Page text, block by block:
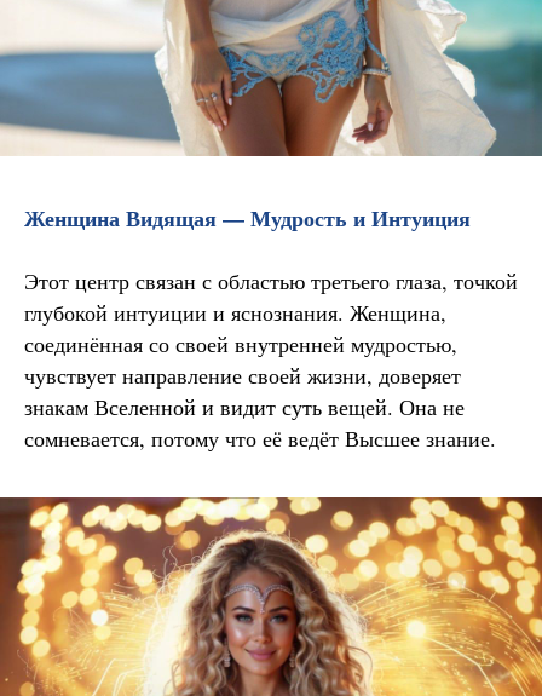
Женщина Видящая — Мудрость и Интуиция
Этот центр связан с областью третьего глаза, точкой
глубокой интуиции и яснознания. Женщина,
соединённая со своей внутренней мудростью,
чувствует направление своей жизни, доверяет
знакам Вселенной и видит суть вещей. Она не
сомневается, потому что её ведёт Высшее знание.